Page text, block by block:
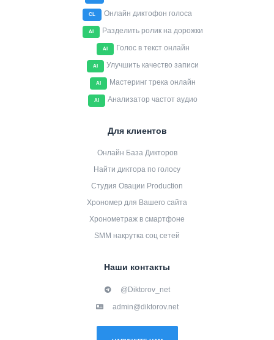
CL Онлайн диктофон голоса
AI Разделить ролик на дорожки
AI Голос в текст онлайн
AI Улучшить качество записи
AI Мастеринг трека онлайн
AI Анализатор частот аудио
Для клиентов
Онлайн База Дикторов
Найти диктора по голосу
Студия Овации Production
Хрономер для Вашего сайта
Хронометраж в смартфоне
SMM накрутка соц сетей
Наши контакты
@Diktorov_net
admin@diktorov.net